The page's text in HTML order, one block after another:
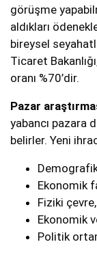
görüşme
aldıkları
bireysel
Ticaret
oranı %70’dir.
Pazar
yabancı pazara
belirler. Yeni
Ekonomik
Fiziki çevre,
Ekonomik
Politik